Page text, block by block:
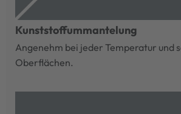
Kunststoffummantelung
Angenehm bei jeder Temperatur und
Oberflächen.